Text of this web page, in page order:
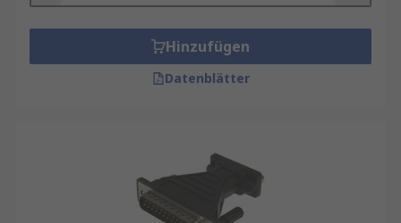
Hinzufügen
Datenblätter